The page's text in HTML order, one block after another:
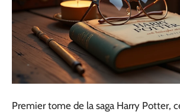
Premier tome de la saga Harry Potter,